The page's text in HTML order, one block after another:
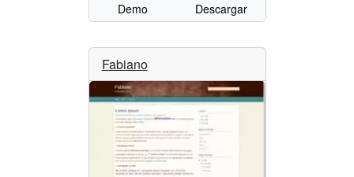
Demo Descargar
Fabiano